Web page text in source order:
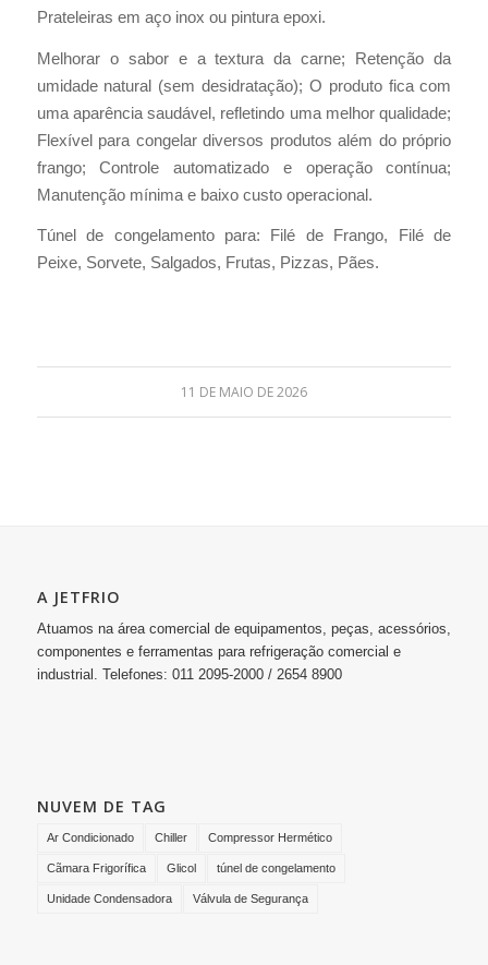
Prateleiras em aço inox ou pintura epoxi.
Melhorar o sabor e a textura da carne; Retenção da
umidade natural (sem desidratação); O produto fica com
uma aparência saudável, refletindo uma melhor qualidade;
Flexível para congelar diversos produtos além do próprio
frango; Controle automatizado e operação contínua;
Manutenção mínima e baixo custo operacional.
Túnel de congelamento para: Filé de Frango, Filé de
Peixe, Sorvete, Salgados, Frutas, Pizzas, Pães.
11 DE MAIO DE 2026
A JETFRIO
Atuamos na área comercial de equipamentos, peças, acessórios,
componentes e ferramentas para refrigeração comercial e
industrial. Telefones: 011 2095-2000 / 2654 8900
NUVEM DE TAG
Ar Condicionado Chiller Compressor Hermético
Cãmara Frigorífica Glicol túnel de congelamento
Unidade Condensadora Válvula de Segurança